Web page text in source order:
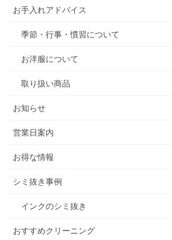
お手入れアドバイス
季節・行事・慣習について
お洋服について
取り扱い商品
お知らせ
営業日案内
お得な情報
シミ抜き事例
インクのシミ抜き
おすすめクリーニング